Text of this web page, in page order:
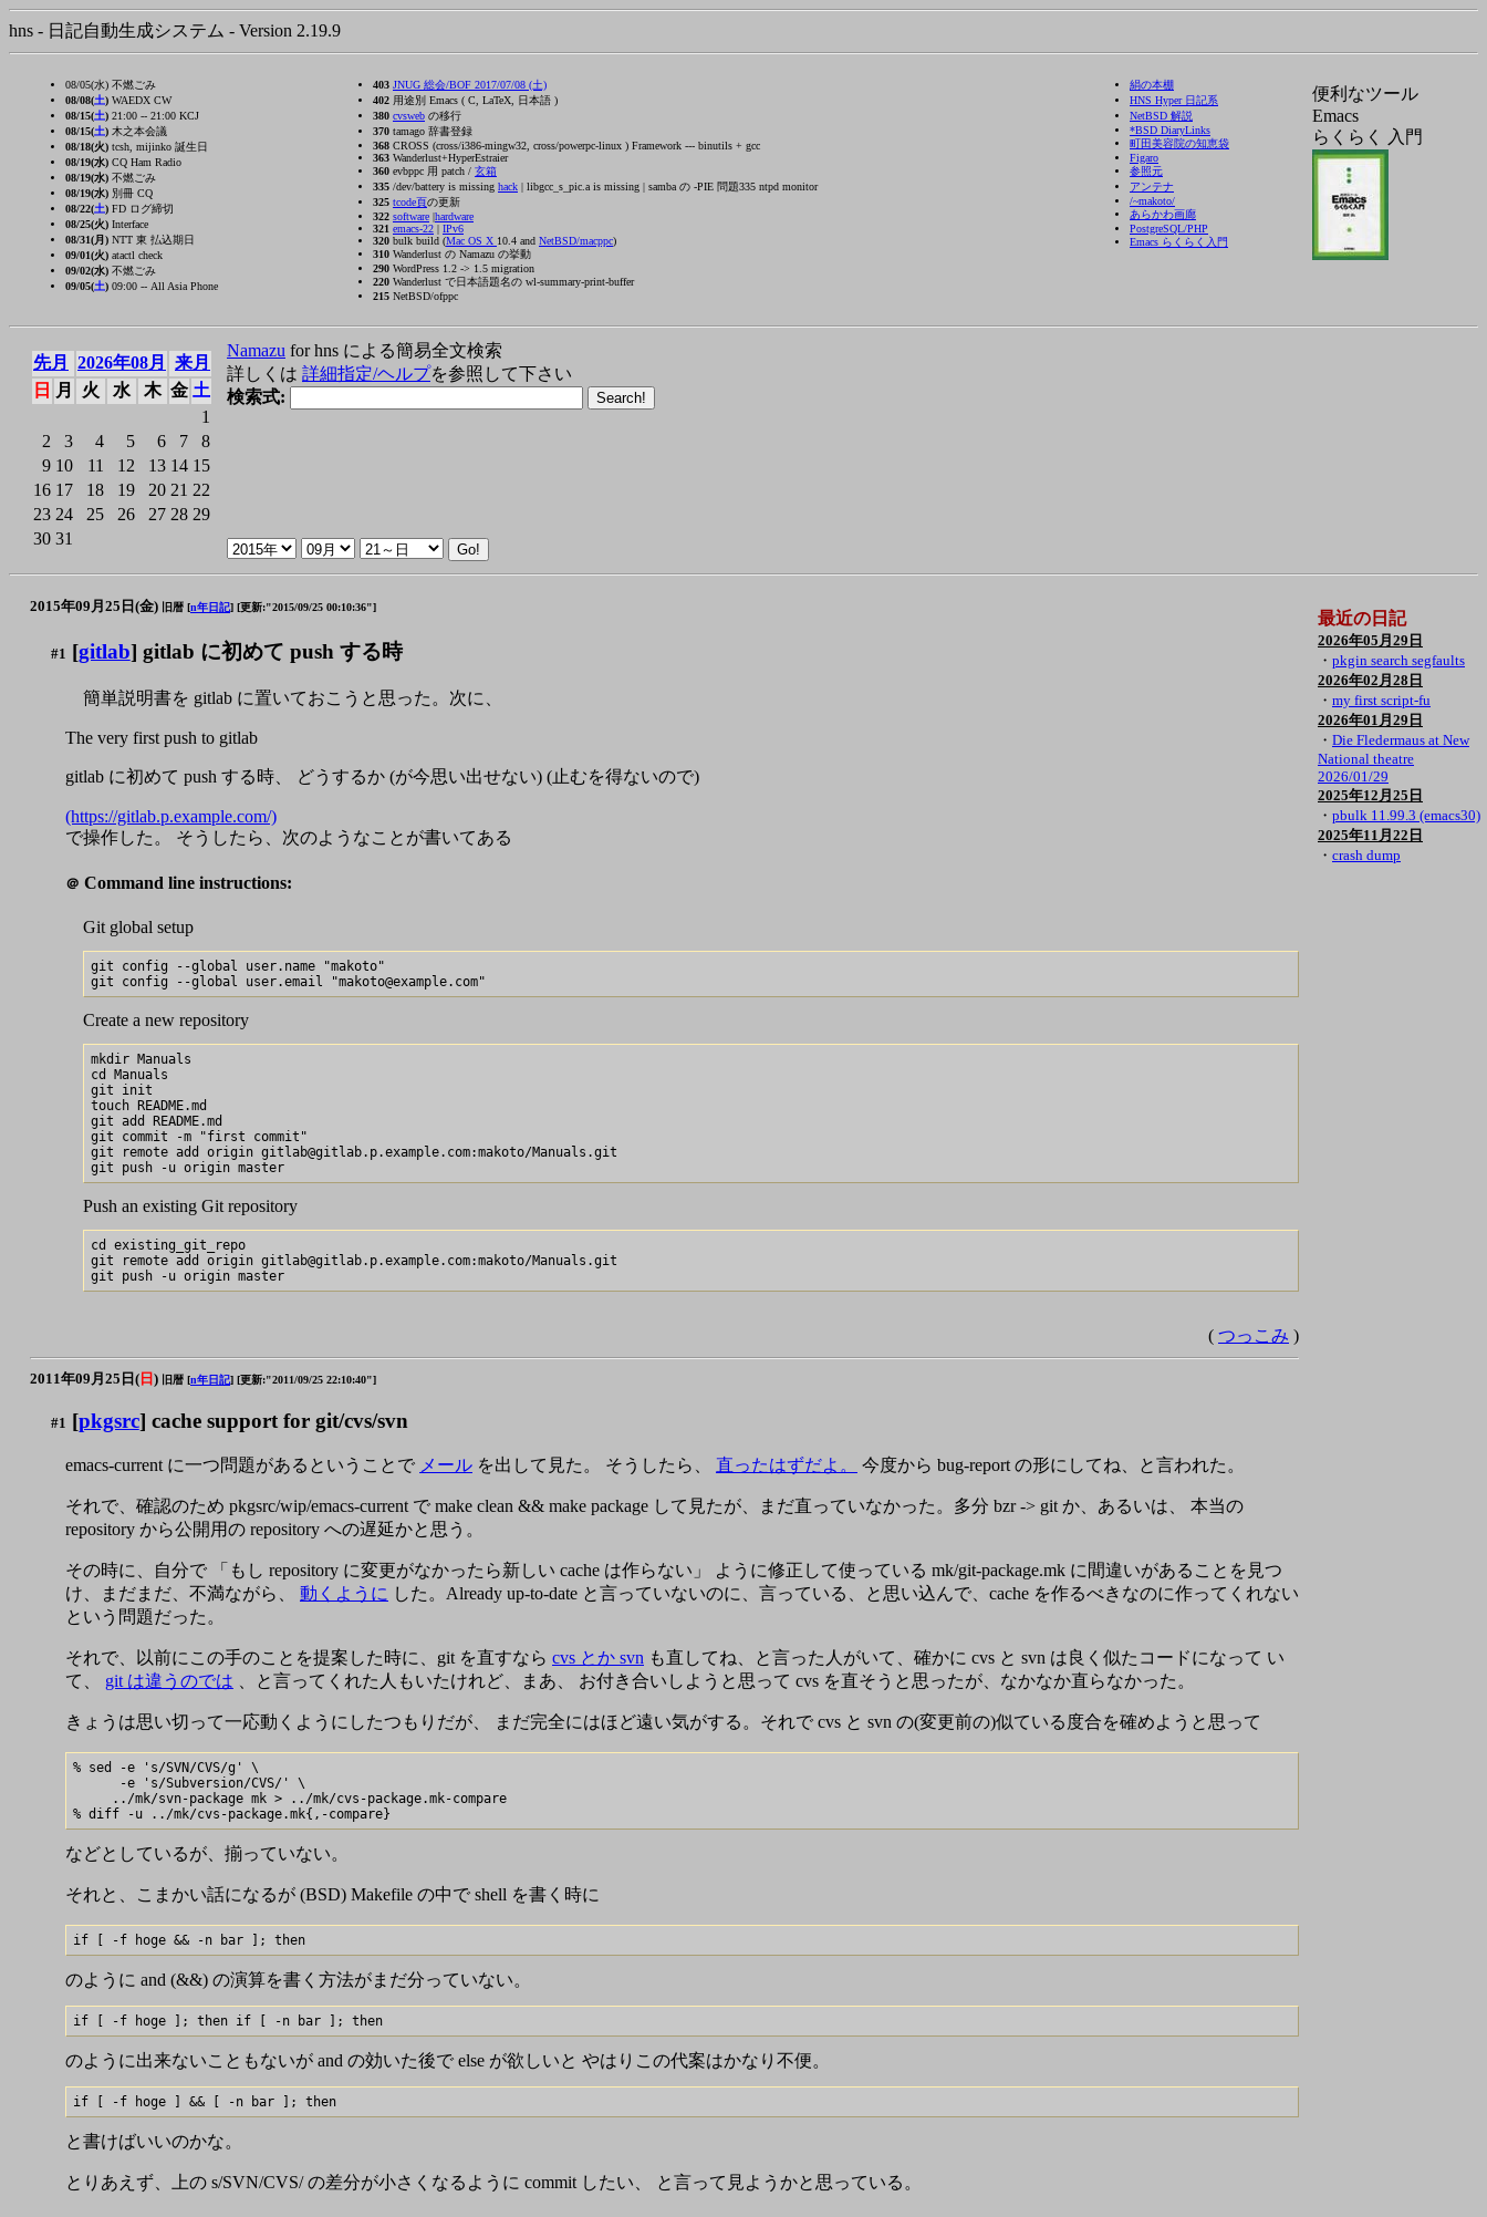
hns - 日記自動生成システム - Version 2.19.9
08/05(水) 不燃ごみ
08/08(土) WAEDX CW
08/15(土) 21:00 -- 21:00 KCJ
08/15(土) 木之本会議
08/18(火) tcsh, mijinko 誕生日
08/19(水) CQ Ham Radio
08/19(水) 不燃ごみ
08/19(水) 別冊 CQ
08/22(土) FD ログ締切
08/25(火) Interface
08/31(月) NTT 東 払込期日
09/01(火) atactl check
09/02(水) 不燃ごみ
09/05(土) 09:00 -- All Asia Phone
403 JNUG 総会/BOF 2017/07/08 (土)
402 用途別 Emacs ( C, LaTeX, 日本語 )
380 cvsweb の移行
370 tamago 辞書登録
368 CROSS (cross/i386-mingw32, cross/powerpc-linux ) Framework --- binutils + gcc
363 Wanderlust+HyperEstraier
360 evbppc 用 patch / 玄箱
335 /dev/battery is missing hack | libgcc_s_pic.a is missing | samba の -PIE 問題335 ntpd monitor
325 tcode頁の更新
322 software |hardware
321 emacs-22 | IPv6
320 bulk build (Mac OS X 10.4 and NetBSD/macppc)
310 Wanderlust の Namazu の挙動
290 WordPress 1.2 -> 1.5 migration
220 Wanderlust で日本語題名の wl-summary-print-buffer
215 NetBSD/ofppc
絹の本棚
HNS Hyper 日記系
NetBSD 解説
*BSD DiaryLinks
町田美容院の知恵袋
Figaro
参照元
アンテナ
/~makoto/
あらかわ画廊
PostgreSQL/PHP
Emacs らくらく入門
便利なツール
Emacs
らくらく 入門
先月 2026年08月
来月
日
月 火 水 木 金 土
1
2
3 4 5 6 7
8
9 10 11 12 13 14 15
16 17 18 19 20 21 22
23 24 25 26 27 28 29
30 31
Namazu for hns による簡易全文検索
詳しくは 詳細指定/ヘルプを参照して下さい
検索式:
2015年09月25日(金) 旧暦 [n年日記] [更新:"2015/09/25 00:10:36"]
#1 [gitlab] gitlab に初めて push する時
簡単説明書を gitlab に置いておこうと思った。次に、
The very first push to gitlab
gitlab に初めて push する時、 どうするか (が今思い出せない) (止むを得ないので)
(https://gitlab.p.example.com/)
で操作した。 そうしたら、次のようなことが書いてある
＠ Command line instructions:
Git global setup
git config --global user.name "makoto"
Create a new repository
mkdir Manuals
cd Manuals
git init
touch README.md
git add README.md
git commit -m "first commit"
git remote add origin gitlab@gitlab.p.example.com:makoto/Manuals.git
Push an existing Git repository
cd existing_git_repo
git remote add origin gitlab@gitlab.p.example.com:makoto/Manuals.git
( つっこみ )
2011年09月25日(日) 旧暦 [n年日記] [更新:"2011/09/25 22:10:40"]
#1 [pkgsrc] cache support for git/cvs/svn
emacs-current に一つ問題があるということで メール を出して見た。 そうしたら、 直ったはずだよ。 今度から bug-report の形にしてね、と言われた。
それで、確認のため pkgsrc/wip/emacs-current で make clean && make package して見たが、まだ直っていなかった。多分 bzr -> git か、あるいは、 本当の
repository から公開用の repository への遅延かと思う。
その時に、自分で 「もし repository に変更がなかったら新しい cache は作らない」 ように修正して使っている mk/git-package.mk に間違いがあることを見つ
け、まだまだ、不満ながら、 動くように した。Already up-to-date と言っていないのに、言っている、と思い込んで、cache を作るべきなのに作ってくれない
という問題だった。
それで、以前にこの手のことを提案した時に、git を直すなら cvs とか svn も直してね、と言った人がいて、確かに cvs と svn は良く似たコードになって い
て、 git は違うのでは 、と言ってくれた人もいたけれど、まあ、 お付き合いしようと思って cvs を直そうと思ったが、なかなか直らなかった。
きょうは思い切って一応動くようにしたつもりだが、 まだ完全にはほど遠い気がする。それで cvs と svn の(変更前の)似ている度合を確めようと思って
% sed -e 's/SVN/CVS/g' \
      -e 's/Subversion/CVS/' \
     ../mk/svn-package mk > ../mk/cvs-package.mk-compare
などとしているが、揃っていない。
それと、こまかい話になるが (BSD) Makefile の中で shell を書く時に
のように and (&&) の演算を書く方法がまだ分っていない。
のように出来ないこともないが and の効いた後で else が欲しいと やはりこの代案はかなり不便。
と書けばいいのかな。
とりあえず、上の s/SVN/CVS/ の差分が小さくなるように commit したい、 と言って見ようかと思っている。
最近の日記
2026年05月29日
・ pkgin search segfaults
2026年02月28日
・ my first script-fu
2026年01月29日
・ Die Fledermaus at New
National theatre
2026/01/29
2025年12月25日
・ pbulk 11.99.3 (emacs30)
2025年11月22日
・ crash dump